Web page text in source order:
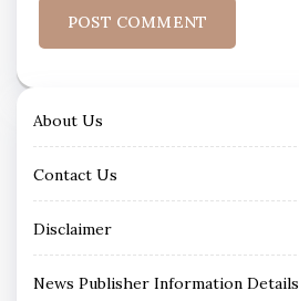
About Us
Contact Us
Disclaimer
News Publisher Information Details